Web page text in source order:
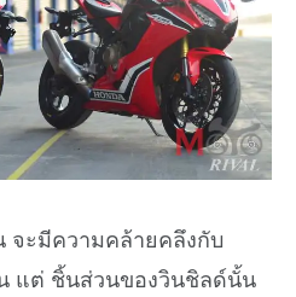
ะมีความคล้ายคลึงกับ
น แต่ ชิ้นส่วนของวินชิลด์นั้น